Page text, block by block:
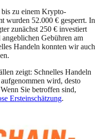
zu einem Krypto-
wurden 52.000 € gesperrt. In
zunächst 250 € investiert
Gebühren am
Handeln konnten wir auch
zeigt: Schnelles Handeln
wird, desto
Sie betroffen sind,
Ersteinschätzung.